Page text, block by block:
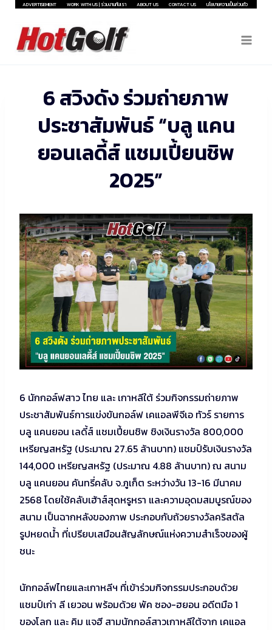
Skip
content
ADVERTISEMENT WORK WITH US | ร่วมงานกับเรา ABOUT US CONTACT US นโยบายความเป็นส่วนตัว
6 สวิงดัง ร่วมถ่ายภาพ
ประชาสัมพันธ์ “บลู แคน
ยอนเลดี้ส์ แชมเปี้ยนชิพ
2025”
6 นักกอล์ฟสาว ไทย และ เกาหลีใต้ ร่วมกิจกรรมถ่ายภาพ
ประชาสัมพันธ์การแข่งขันกอล์ฟ เคแอลพีจีเอ ทัวร์ รายการ
บลู แคนยอน เลดี้ส์ แชมเปี้ยนชิพ ชิงเงินรางวัล 800,000
เหรียญสหรัฐ (ประมาณ 27.65 ล้านบาท) แชมป์รับเงินรางวัล
144,000 เหรียญสหรัฐ (ประมาณ 4.88 ล้านบาท) ณ สนาม
บลู แคนยอน คันทรี่คลับ จ.ภูเก็ต ระหว่างวัน 13-16 มีนาคม
2568 โดยใช้คลับเฮ้าส์สุดหรูหรา และความอุดมสมบูรณ์ของ
สนาม เป็นฉากหลังของภาพ ประกอบกับถ้วยรางวัลคริสตัล
รูปหยดน้ำ ที่เปรียบเสมือนสัญลักษณ์แห่งความสำเร็จของผู้
ชนะ
นักกอล์ฟไทยและเกาหลีฯ ที่เข้าร่วมกิจกรรมประกอบด้วย
แชมป์เก่า ลี เยวอน พร้อมด้วย พัค ซอง-ฮยอน อดีตมือ 1
ของโลก และ คิม แจฮี สามนักกอล์สาวเกาหลีใต้จาก เคแอล